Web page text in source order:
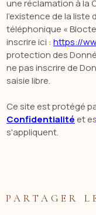
une réclamation à la
l’existence de la
téléphonique «
inscrire ici : https://
protection des
ne pas inscrire de
saisie libre.
Ce site est protégé
Confidentialité et es
s'appliquent.
PARTAGER